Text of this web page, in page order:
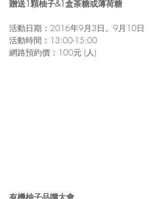
贈送1顆柚子&1盒茶糖或薄荷糖
活動日期：2016年9月3日、9月10日
活動時間：13:00-15:00
網路預約價：100元 (人)